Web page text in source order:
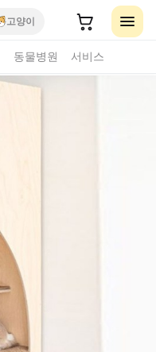
고양이
동물병원 서비스